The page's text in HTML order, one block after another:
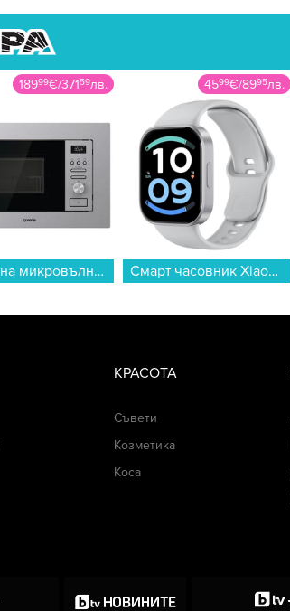
18999€/37159лв.
Вградена микровълнова фурна Gorenje BM201AG1X , 20 , Електронно...
4599€/8995лв.
Смарт часовник Xiaomi REDMI WATCH 6 ACTIVE SILVER BHR09CXGL , 1.85...
КРАСОТА
Съвети
Козметика
Коса